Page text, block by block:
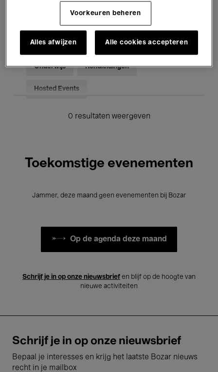
Voor iedereen Kids’ Palace
Onderwijs Rondleidingen
Hosted Events
0 resultaten weergeven
Toekomstige evenementen
Jammer, deze maand geen evenementen bij Bozar
Op de agenda deze maand
Schrijf je in op onze nieuwsbrief en blijf op de hoogte van
nieuwe activiteiten
Schrijf je in op onze nieuwsbrief
Bepaal je interesses en krijg het laatste Bozar nieuws
recht in je mailbox
Voorkeuren beheren
Alles afwijzen Alle cookies accepteren